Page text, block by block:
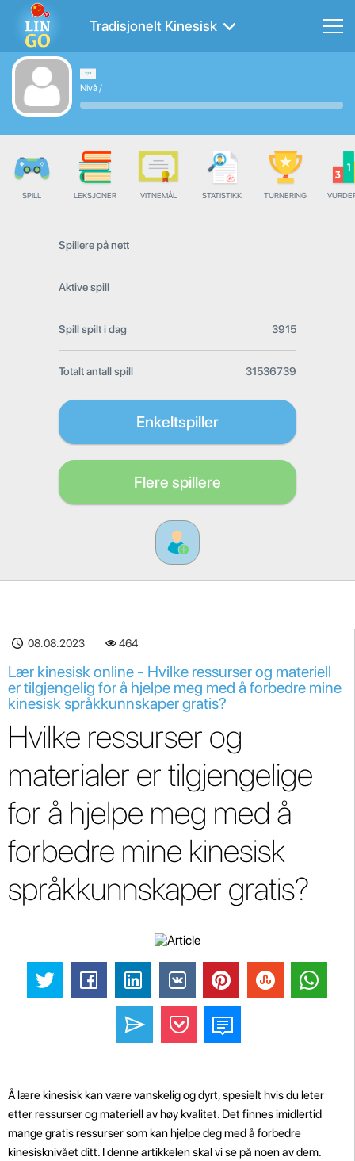
Tradisjonelt Kinesisk
Nivå/
SPILL LEKSJONER VITNEMÅL STATISTIKK TURNERING
Spillere på nett
Aktive spill
Spill spilt i dag 3915
Totalt antall spill 31536739
Enkeltspiller
Flere spillere
08.08.2023 464
Lær kinesisk online - Hvilke ressurser og materiell
er tilgjengelig for å hjelpe meg med å forbedre mine
kinesisk språkkunnskaper gratis?
Hvilke ressurser og
materialer er tilgjengelige
for å hjelpe meg med å
forbedre mine kinesisk
språkkunnskaper gratis?
Å lære kinesisk kan være vanskelig og dyrt, spesielt hvis du leter
etter ressurser og materiell av høy kvalitet. Det finnes imidlertid
mange gratis ressurser som kan hjelpe deg med å forbedre
kinesisknivået ditt. I denne artikkelen skal vi se på noen av dem.